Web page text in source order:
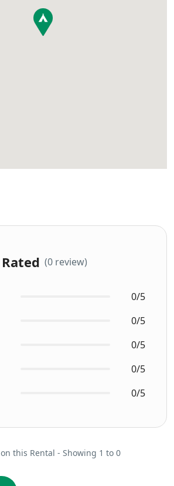
(0 review)
0/5
0/5
0/5
0/5
0/5
this Rental - Showing 1 to 0